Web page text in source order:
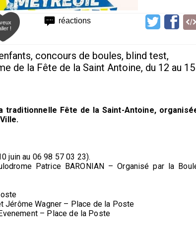
réactions
!
concours de boules, blind test,
de la Fête de la Saint Antoine, du 12 au 15
traditionnelle Fête de la Saint-Antoine,
juin au 06 98 57 03 23).
Patrice BARONIAN – Organisé par la
Jérôme Wagner – Place de la Poste
– Place de la Poste